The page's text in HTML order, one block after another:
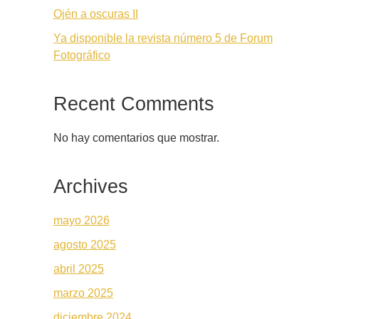
Ojén a oscuras II
Ya disponible la revista número 5 de Forum
Fotográfico
Recent Comments
No hay comentarios que mostrar.
Archives
mayo 2026
agosto 2025
abril 2025
marzo 2025